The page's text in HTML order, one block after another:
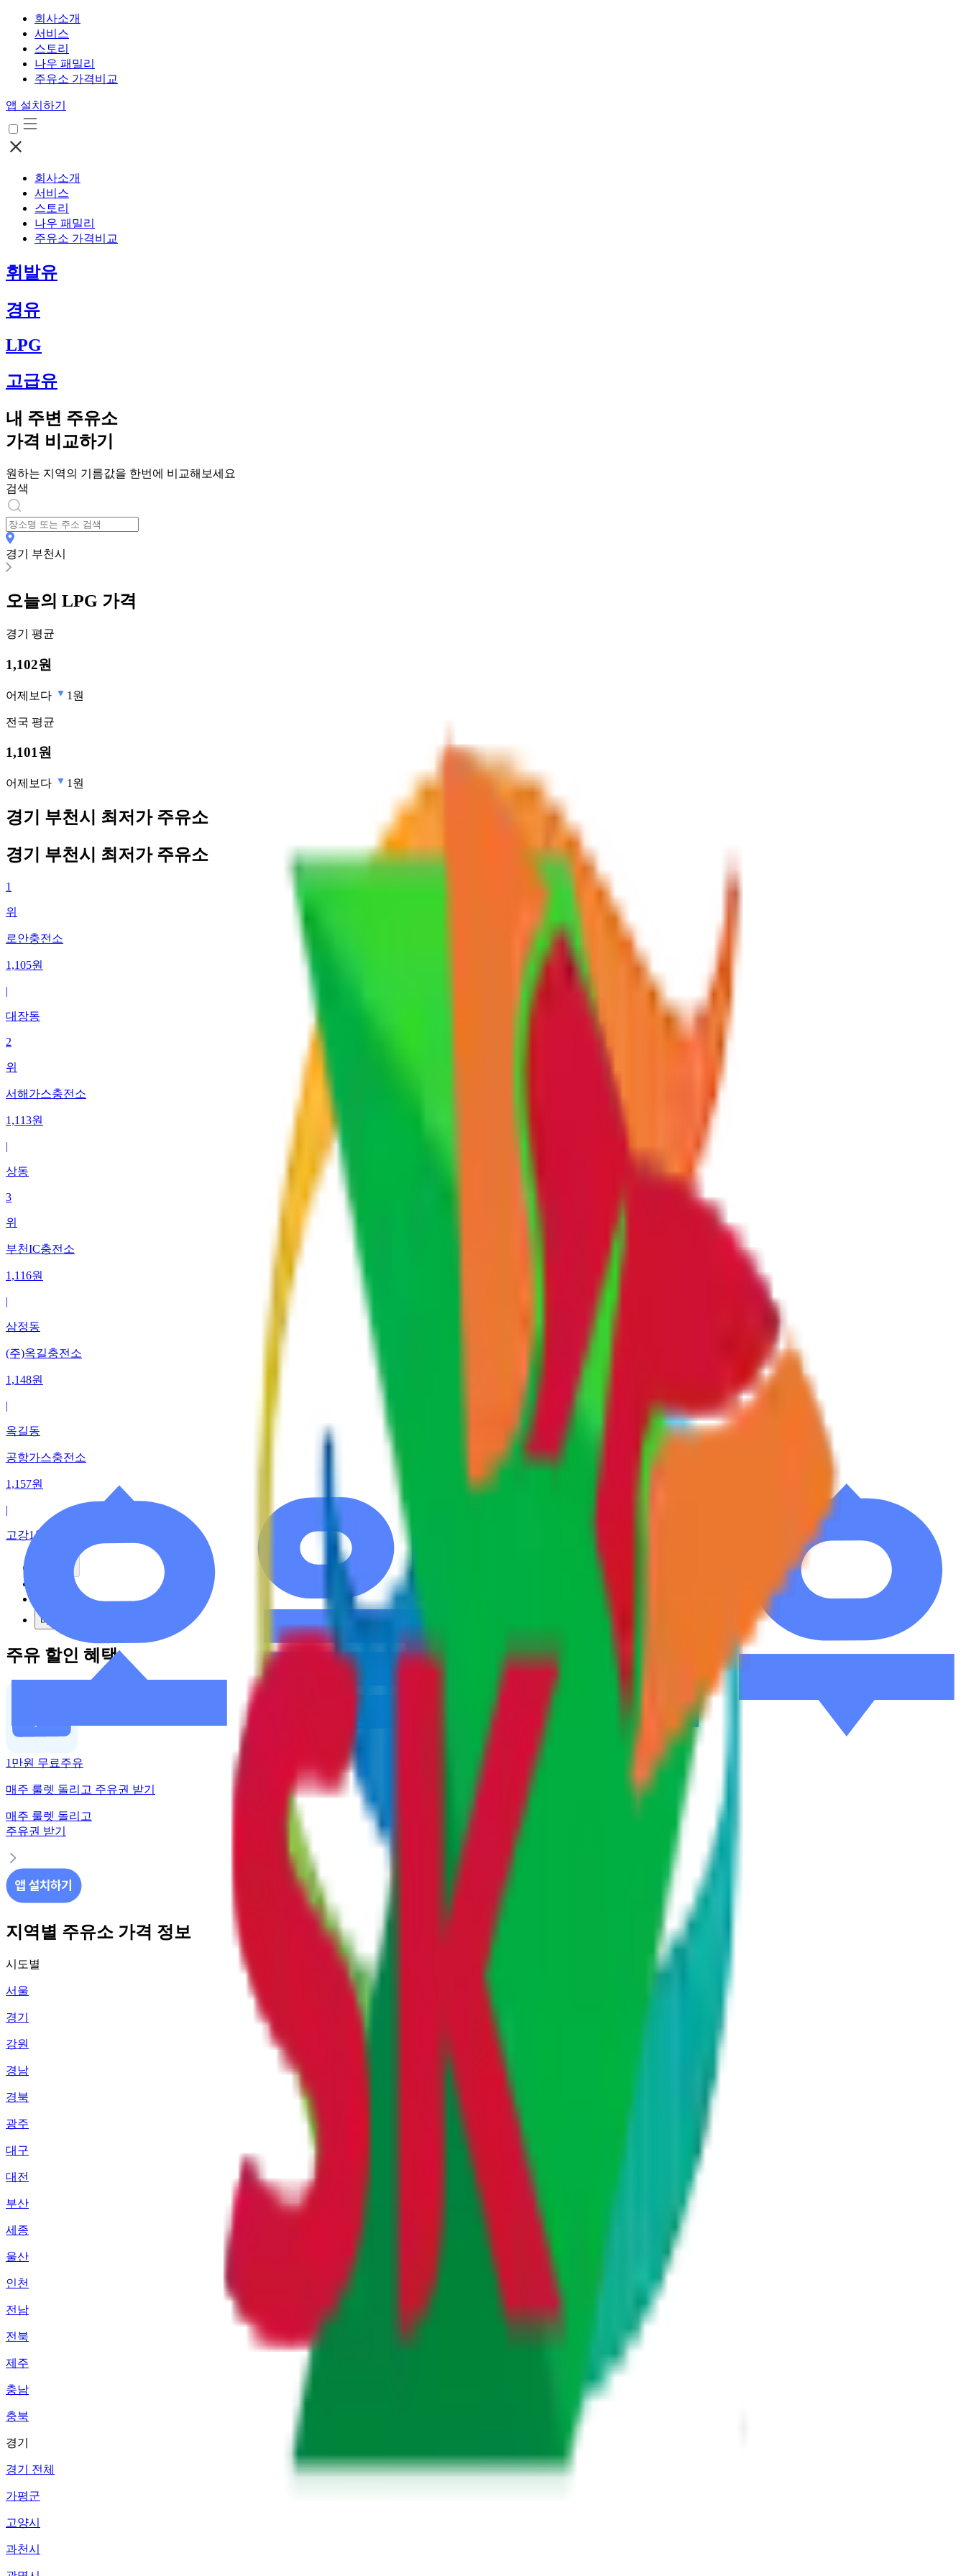
회사소개
서비스
스토리
나우 패밀리
주유소 가격비교
앱 설치하기
회사소개
서비스
스토리
나우 패밀리
주유소 가격비교
휘발유
경유
LPG
고급유
내 주변 주유소
가격 비교하기
원하는 지역의 기름값을 한번에 비교해보세요
검색
경기 부천시
오늘의 LPG 가격
경기 평균
1,102원
어제보다 1원
전국 평균
1,101원
어제보다 1원
경기 부천시 최저가 주유소
경기 부천시 최저가 주유소
1
위
로안충전소
1,105원
|
대장동
2
위
서해가스충전소
1,113원
|
상동
3
위
부천IC충전소
1,116원
|
삼정동
(주)옥길충전소
1,148원
|
옥길동
공항가스충전소
1,157원
|
고강1동
다음
주유 할인 혜택
1만원 무료주유
매주 룰렛 돌리고 주유권 받기
매주 룰렛 돌리고
주유권 받기
지역별 주유소 가격 정보
시도별
서울
경기
강원
경남
경북
광주
대구
대전
부산
세종
울산
인천
전남
전북
제주
충남
충북
경기
경기 전체
가평군
고양시
과천시